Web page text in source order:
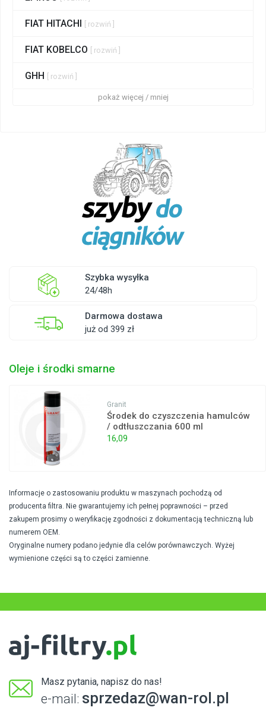
FIAT HITACHI [ rozwiń ]
FIAT KOBELCO [ rozwiń ]
GHH [ rozwiń ]
pokaż więcej / mniej
Szybka wysyłka
24/48h
Darmowa dostawa
już od 399 zł
Oleje i środki smarne
Granit
Środek do czyszczenia hamulców
/ odtłuszczania 600 ml
16,09
Informacje o zastosowaniu produktu w maszynach pochodzą od
producenta filtra. Nie gwarantujemy ich pełnej poprawności – przed
zakupem prosimy o weryfikację zgodności z dokumentacją techniczną lub
numerem OEM.
Oryginalne numery podano jedynie dla celów porównawczych. Wyżej
wymienione części są to części zamienne.
Masz pytania, napisz do nas!
e-mail: sprzedaz@wan-rol.pl